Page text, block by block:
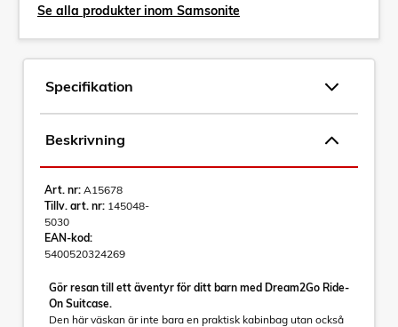
Se alla produkter inom Samsonite
Specifikation
Beskrivning
Art. nr: A15678
Tillv. art. nr: 145048-
5030
EAN-kod:
5400520324269
Gör resan till ett äventyr för ditt barn med Dream2Go Ride-
On Suitcase.
Den här väskan är inte bara en praktisk kabinbag utan också